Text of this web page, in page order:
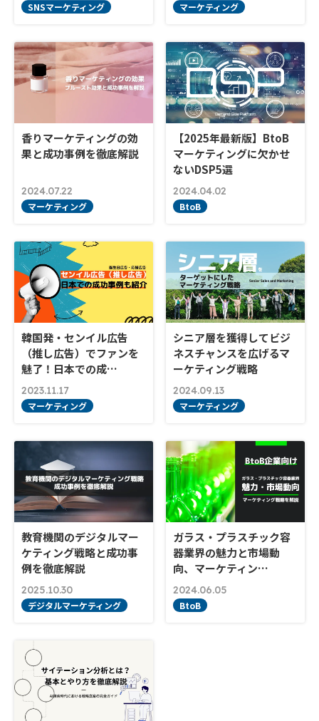
SNSマーケティング マーケティング
香りマーケティングの効
果と成功事例を徹底解説
2024.07.22
マーケティング
【2025年最新版】BtoB
マーケティングに欠かせ
ないDSP5選
2024.04.02
BtoB
韓国発・センイル広告
（推し広告）でファンを
魅了！日本での成…
2023.11.17
マーケティング
シニア層を獲得してビジ
ネスチャンスを広げるマ
ーケティング戦略
2024.09.13
マーケティング
教育機関のデジタルマー
ケティング戦略と成功事
例を徹底解説
2025.10.30
デジタルマーケティング
ガラス・プラスチック容
器業界の魅力と市場動
向、マーケティン…
2024.06.05
BtoB